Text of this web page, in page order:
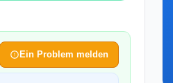
Ein Problem melden